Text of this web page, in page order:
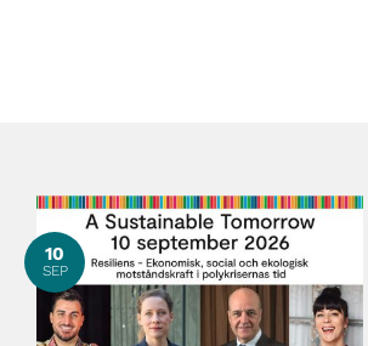
10
SEP
Instegsprogram: Ta nästa steg i utvecklingen!